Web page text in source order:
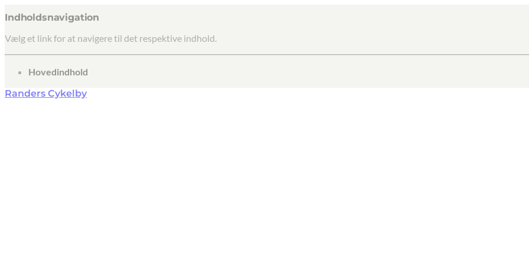
Indholdsnavigation
Vælg et link for at navigere til det respektive indhold.
gå til
Hovedindhold
Randers Cykelby